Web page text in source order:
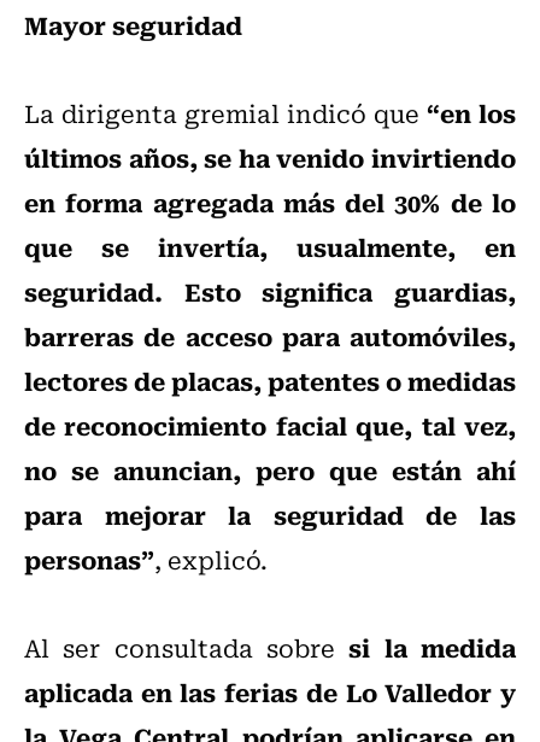
Mayor seguridad
La dirigenta gremial indicó que “en los
últimos años, se ha venido invirtiendo
en forma agregada más del 30% de lo
que se invertía, usualmente, en
seguridad. Esto significa guardias,
barreras de acceso para automóviles,
lectores de placas, patentes o medidas
de reconocimiento facial que, tal vez,
no se anuncian, pero que están ahí
para mejorar la seguridad de las
personas”, explicó.
Al ser consultada sobresi la medida
aplicada en las ferias de Lo Valledor y